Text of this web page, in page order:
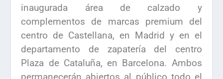
inaugurada área de calzado y
complementos de marcas premium del
centro de Castellana, en Madrid y en el
departamento de zapatería del centro
Plaza de Cataluña, en Barcelona. Ambos